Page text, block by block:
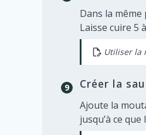
Dans la même
Laisse cuire 5
Utiliser la
Créer la
Ajoute la
jusqu’à ce